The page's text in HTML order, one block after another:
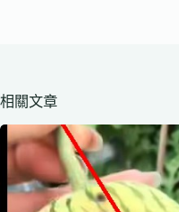
相關文章